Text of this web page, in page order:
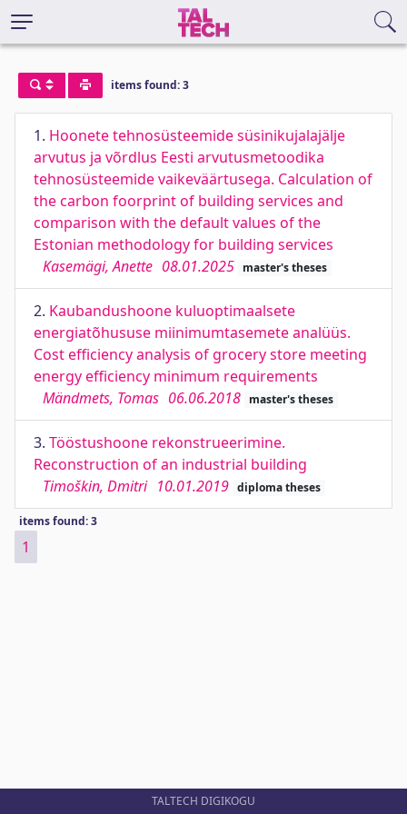
items found: 3
1. Hoonete tehnosüsteemide süsinikujalajälje
arvutus ja võrdlus Eesti arvutusmetoodika
tehnosüsteemide vaikeväärtusega. Calculation of
the carbon foorprint of building services and
comparison with the default values of the
Estonian methodology for building services
Kasemägi, Anette 08.01.2025 master's theses
2. Kaubandushoone kuluoptimaalsete
energiatõhususe miinimumtasemete analüüs.
Cost efficiency analysis of grocery store meeting
energy efficiency minimum requirements
Mändmets, Tomas 06.06.2018 master's theses
3. Tööstushoone rekonstrueerimine.
Reconstruction of an industrial building
Timoškin, Dmitri 10.01.2019 diploma theses
items found: 3
1
TALTECH DIGIKOGU